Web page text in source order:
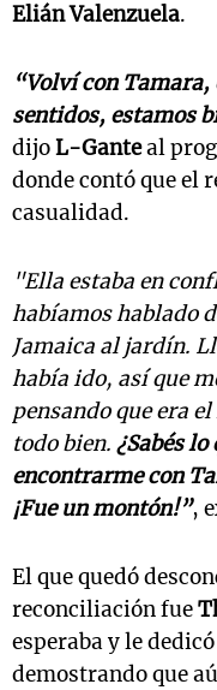
Elián Valenzuela.
“Volví con Tamara,
sentidos, estamos
dijoL-Ganteal
donde contó que el
casualidad.
"Ella estaba en
habíamos hablado
Jamaica al jardín.
había ido, así que
pensando que era
todo bien. ¿Sabés
encontrarme con
¡Fue un montón!”,
El que quedó
reconciliación fue
esperaba y le
demostrando que